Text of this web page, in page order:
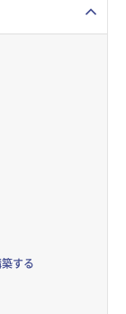
する